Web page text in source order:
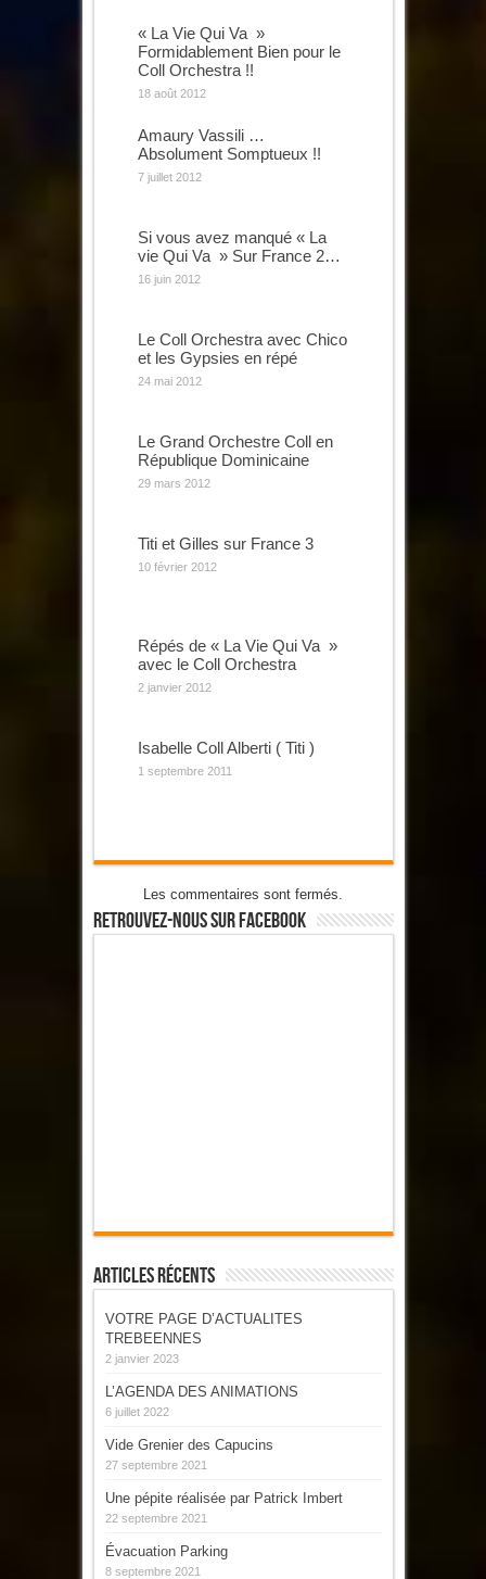
« La Vie Qui Va »
Formidablement Bien pour le
Coll Orchestra !!
18 août 2012
Amaury Vassili …
Absolument Somptueux !!
7 juillet 2012
Si vous avez manqué « La
vie Qui Va » Sur France 2…
16 juin 2012
Le Coll Orchestra avec Chico
et les Gypsies en répé
24 mai 2012
Le Grand Orchestre Coll en
République Dominicaine
29 mars 2012
Titi et Gilles sur France 3
10 février 2012
Répés de « La Vie Qui Va »
avec le Coll Orchestra
2 janvier 2012
Isabelle Coll Alberti ( Titi )
1 septembre 2011
Les commentaires sont fermés.
Retrouvez-Nous Sur Facebook
Articles Récents
VOTRE PAGE D’ACTUALITES
TREBEENNES
2 janvier 2023
L’AGENDA DES ANIMATIONS
6 juillet 2022
Vide Grenier des Capucins
27 septembre 2021
Une pépite réalisée par Patrick Imbert
22 septembre 2021
Évacuation Parking
8 septembre 2021